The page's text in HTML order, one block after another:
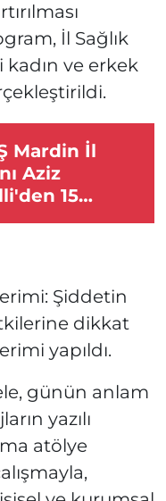
İl Sağlık
ve erkek
Mardin İl
Aziz
15
mesajı
Şiddetin
dikkat
yapıldı.
günün anlam
yazılı
atölye